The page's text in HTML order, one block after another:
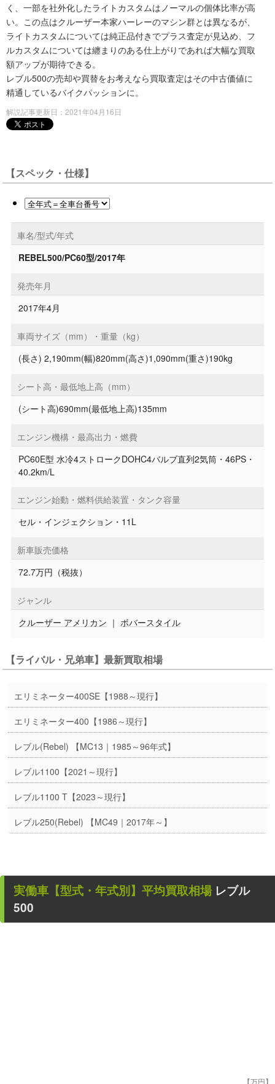
く、一部を社外化したライトカスタムはノーマルの個体比率が高
い。この点はクルーザー本家ハーレーのマシン群とは異なるが、
ライトカスタムについては純正品付きでプラス査定が見込め、フ
ルカスタムについては纏まりのある仕上がりであれば大幅な買取
額アップが期待できる。
レブル500の売却や買替をお考えなら買取査定はその中古価値に
精通しているバイクパッションに。
解説記事更新日：2021年04月16日
【スペック・仕様】
車名/型式/年式
REBEL500/PC60型/2017年
発売年月
2017年4月
車両サイズ（mm）・重量（kg）
(長さ) 2,190mm(幅)820mm(高さ)1,090mm(重さ)190kg
シート高・最低地上高（mm）
(シート高)690mm(最低地上高)135mm
エンジン機構・最高出力・燃費
PC60E型 水冷4ストロークDOHC4バルブ直列2気筒・46PS・
40.2km/L
エンジン始動・燃料供給装置・タンク容量
セル・インジェクション・11L
新車販売価格
72.7万円（税抜）
ジャンル
クルーザー アメリカン ｜ ボバースタイル
【ライバル・兄弟車】最新買取相場
エリミネーター400SE【1988～現行】
エリミネーター400【1986～現行】
レブル(Rebel) 【MC13｜1985～96年式】
レブル1100【2021～現行】
レブル1100 T【2023～現行】
レブル250(Rebel) 【MC49｜2017年～】
実働車 【型式・年式別】平均買取相場 レブル
500
【万円】